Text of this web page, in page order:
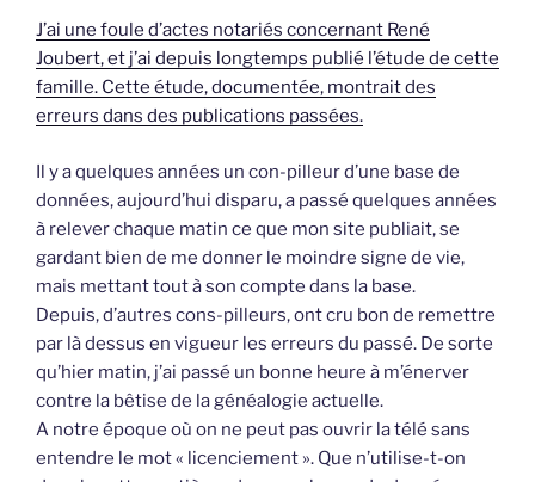
J’ai une foule d’actes notariés concernant René
Joubert, et j’ai depuis longtemps publié l’étude de cette
famille. Cette étude, documentée, montrait des
erreurs dans des publications passées.
Il y a quelques années un con-pilleur d’une base de
données, aujourd’hui disparu, a passé quelques années
à relever chaque matin ce que mon site publiait, se
gardant bien de me donner le moindre signe de vie,
mais mettant tout à son compte dans la base.
Depuis, d’autres cons-pilleurs, ont cru bon de remettre
par là dessus en vigueur les erreurs du passé. De sorte
qu’hier matin, j’ai passé un bonne heure à m’énerver
contre la bêtise de la généalogie actuelle.
A notre époque où on ne peut pas ouvrir la télé sans
entendre le mot « licenciement ». Que n’utilise-t-on